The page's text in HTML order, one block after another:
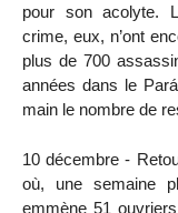
pour son acolyte.
crime, eux, n’ont
plus de 700
années dans le
main le nombre de
10 décembre -
où, une semaine
emmène 51